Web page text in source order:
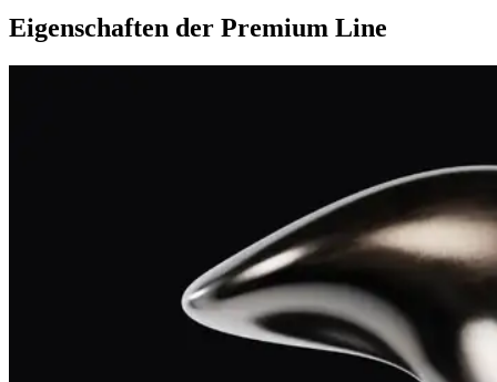
Eigenschaften der Premium Line